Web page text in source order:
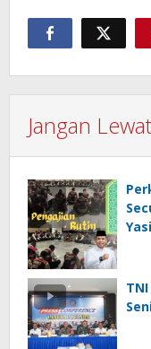
Jangan